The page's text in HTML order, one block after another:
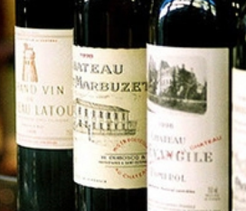
Các dòng rượu cơ bản
trên thế giới
19/04/2019